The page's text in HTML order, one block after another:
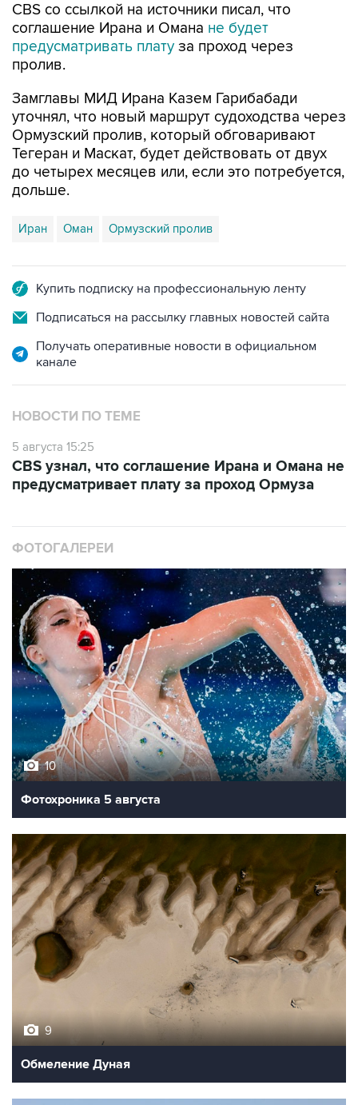
CBS со ссылкой на источники писал, что
соглашение Ирана и Омана не будет
предусматривать плату за проход через
пролив.
Замглавы МИД Ирана Казем Гарибабади
уточнял, что новый маршрут судоходства через
Ормузский пролив, который обговаривают
Тегеран и Маскат, будет действовать от двух
до четырех месяцев или, если это потребуется,
дольше.
Иран Оман Ормузский пролив
Купить подписку на профессиональную ленту
Подписаться на рассылку главных новостей сайта
Получать оперативные новости в официальном
канале
НОВОСТИ ПО ТЕМЕ
5 августа 15:25
CBS узнал, что соглашение Ирана и Омана не
предусматривает плату за проход Ормуза
ФОТОГАЛЕРЕИ
10
Фотохроника 5 августа
9
Обмеление Дуная